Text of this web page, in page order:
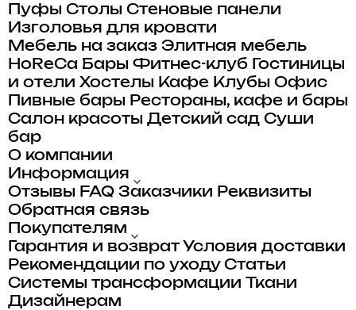
Пуфы Столы Стеновые панели
Изголовья для кровати
Мебель на заказ Элитная мебель
HoReCa Бары Фитнес-клуб
Гостиницы
и отели Хостелы Кафе Клубы Офис
Пивные бары Рестораны, кафе и бары
Салон красоты Детский сад Суши
бар
О компании
Информация
Отзывы FAQ Заказчики Реквизиты
Обратная связь
Покупателям
Гарантия и возврат Условия доставки
Рекомендации по уходу Статьи
Системы трансформации
Ткани
Дизайнерам